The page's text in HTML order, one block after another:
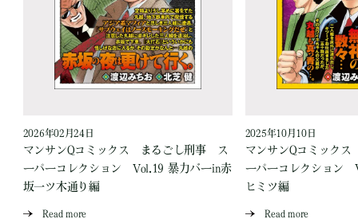
2026年02月24日
マンサンQコミックス まるごし刑事 ス
ーパーコレクション Vol.19 暴力バーin赤
坂一ツ木通り編
Read more
2025年10月10日
マンサンQコミック
ーパーコレクション
ヒミツ編
Read more